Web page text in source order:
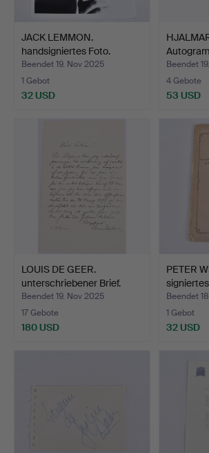
JACK LEMMON.
handsigniertes Foto.
Beendet 19. Nov 2025
1 Gebot
32 USD
Beendet
4 Gebote
53 USD
LOUIS DE GEER.
unterschriebener Brief.
Beendet 19. Nov 2025
17 Gebote
180 USD
PETER
Beendet
1 Gebot
32 USD